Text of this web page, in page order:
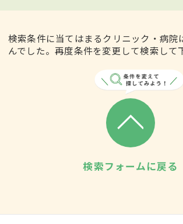
検索条件に当てはまるクリニック・病院
んでした。再度条件を変更して検索して
検索フォームに戻る